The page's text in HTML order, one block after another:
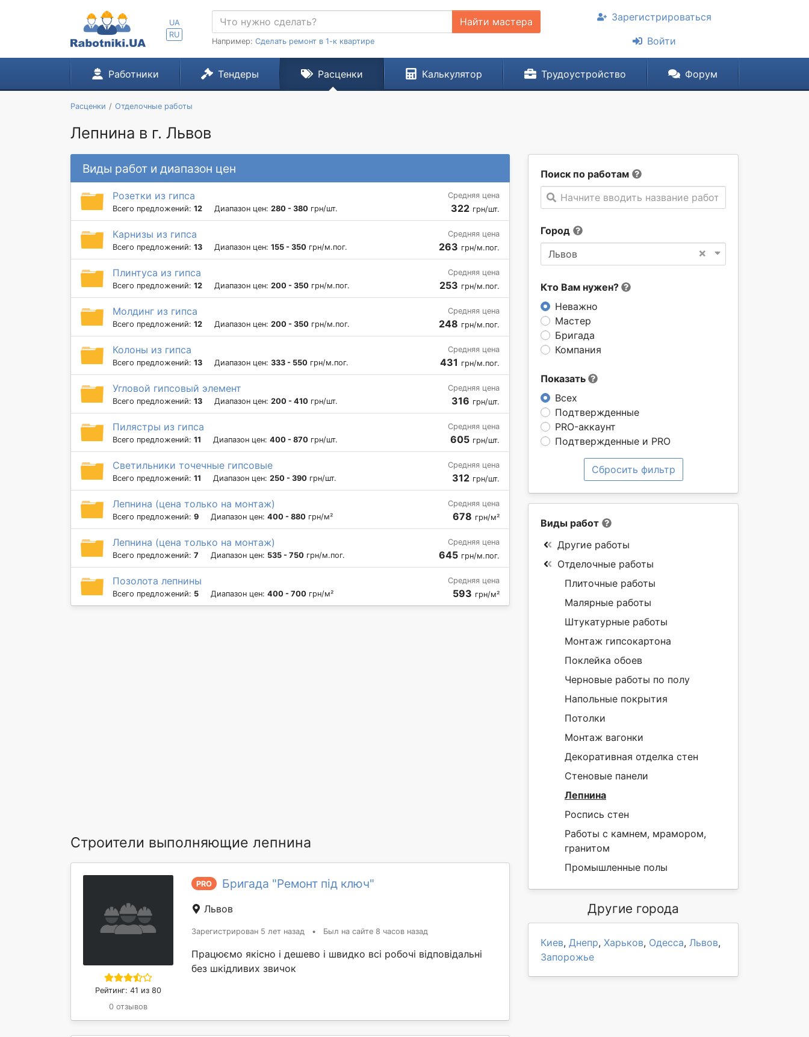
UA
RU
Найти мастера
Например: Сделать ремонт в 1-к квартире
Зарегистрироваться
Войти
Работники Тендеры Расценки Калькулятор Трудоустройство Форум
Расценки Отделочные работы
Лепнина в г. Львов
Поиск по работам
Начните вводить название работы
Город
×
Львов
Кто Вам нужен?
Неважно
Мастер
Бригада
Компания
Показать
Всех
Подтвержденные
PRO-аккаунт
Подтвержденные и PRO
Сбросить фильтр
Виды работ и диапазон цен
Розетки из гипса
Всего предложений: 12 Диапазон цен: 280 - 380 грн/шт.
Средняя цена
322 грн/шт.
Карнизы из гипса
Всего предложений: 13 Диапазон цен: 155 - 350 грн/м.пог.
Средняя цена
263 грн/м.пог.
Плинтуса из гипса
Всего предложений: 12 Диапазон цен: 200 - 350 грн/м.пог.
Средняя цена
253 грн/м.пог.
Молдинг из гипса
Всего предложений: 12 Диапазон цен: 200 - 350 грн/м.пог.
Средняя цена
248 грн/м.пог.
Колоны из гипса
Всего предложений: 13 Диапазон цен: 333 - 550 грн/м.пог.
Средняя цена
431 грн/м.пог.
Угловой гипсовый элемент
Всего предложений: 13 Диапазон цен: 200 - 410 грн/шт.
Средняя цена
316 грн/шт.
Пилястры из гипса
Всего предложений: 11 Диапазон цен: 400 - 870 грн/шт.
Средняя цена
605 грн/шт.
Светильники точечные гипсовые
Всего предложений: 11 Диапазон цен: 250 - 390 грн/шт.
Средняя цена
312 грн/шт.
Лепнина (цена только на монтаж)
Всего предложений: 9 Диапазон цен: 400 - 880 грн/м²
Средняя цена
678 грн/м²
Лепнина (цена только на монтаж)
Всего предложений: 7 Диапазон цен: 535 - 750 грн/м.пог.
Средняя цена
645 грн/м.пог.
Позолота лепнины
Всего предложений: 5 Диапазон цен: 400 - 700 грн/м²
Средняя цена
593 грн/м²
Строители выполняющие лепнина
Рейтинг: 41 из 80
0 отзывов
PRO Бригада "Ремонт під ключ"
Львов
Зарегистрирован 5 лет назад • Был на сайте 8 часов назад
Працюємо якісно і дешево і швидко всі робочі відповідальні
без шкідливих звичок
Виды работ
Другие работы
Отделочные работы
Плиточные работы
Малярные работы
Штукатурные работы
Монтаж гипсокартона
Поклейка обоев
Черновые работы по полу
Напольные покрытия
Потолки
Монтаж вагонки
Декоративная отделка стен
Стеновые панели
Лепнина
Роспись стен
Работы с камнем, мрамором,
гранитом
Промышленные полы
Другие города
Киев, Днепр, Харьков, Одесса, Львов,
Запорожье